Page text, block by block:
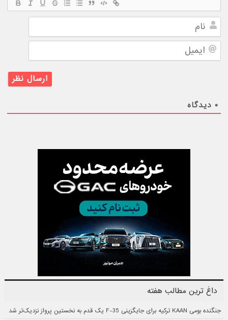
ایمیل
۰ دیدگاه
داغ ترین مطالب هفته
جنگنده بومی KAAN ترکیه برای جایگزینی F-35 یک قدم به نخستین پرواز نزدیک‌تر شد